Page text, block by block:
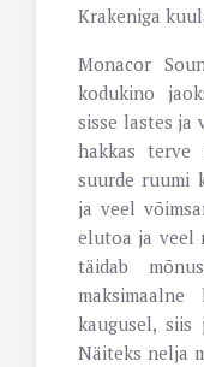
Krakeniga
Monacor
kodukino
sisse lastes ja
hakkas terve
suurde ruumi
ja veel
elutoa ja veel
täidab
kaugusel,
Näiteks nelja